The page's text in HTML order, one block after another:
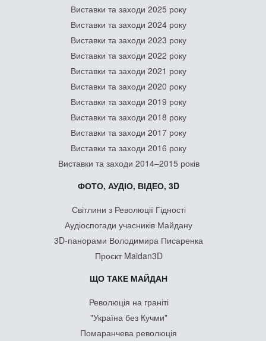
Виставки та заходи 2025 року
Виставки та заходи 2024 року
Виставки та заходи 2023 року
Виставки та заходи 2022 року
Виставки та заходи 2021 року
Виставки та заходи 2020 року
Виставки та заходи 2019 року
Виставки та заходи 2018 року
Виставки та заходи 2017 року
Виставки та заходи 2016 року
Виставки та заходи 2014–2015 років
ФОТО, АУДІО, ВІДЕО, 3D
Світлини з Революції Гідності
Аудіоспогади учасників Майдану
3D-панорами Володимира Писаренка
Проєкт Maidan3D
ЩО ТАКЕ МАЙДАН
Революція на граніті
"Україна без Кучми"
Помаранчева революція